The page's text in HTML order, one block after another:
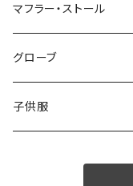
50/XL～
48/L
50/XL～
46/M
48/L
50/XL～
～44/S
46/M
48/L
マフラー・ストール
グローブ
子供服